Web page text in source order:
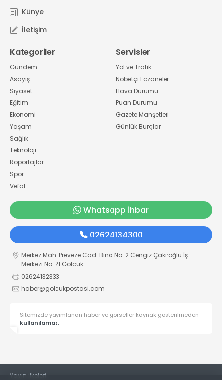
Künye
İletişim
Kategoriler
Gündem
Asayiş
Siyaset
Eğitim
Ekonomi
Yaşam
Sağlık
Teknoloji
Röportajlar
Spor
Vefat
Servisler
Yol ve Trafik
Nöbetçi Eczaneler
Hava Durumu
Puan Durumu
Gazete Manşetleri
Günlük Burçlar
Whatsapp İhbar
02624134300
Merkez Mah. Preveze Cad. Bina No: 2 Cengiz Çakıroğlu İş
Merkezi No: 21 Gölcük
02624132333
haber@golcukpostasi.com
Sitemizde yayımlanan haber ve görseller kaynak gösterilmeden
kullanılamaz.
Yayın İlkeleri